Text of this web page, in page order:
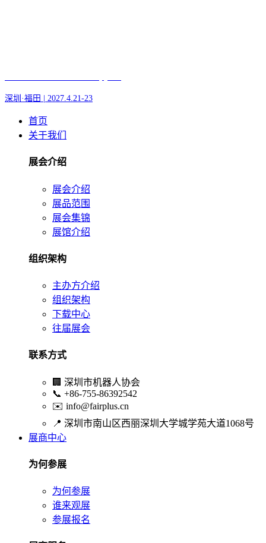
深圳·福田 | 2027.4.21-23
首页
关于我们
展会介绍
展会介绍
展品范围
展会集锦
展馆介绍
组织架构
主办方介绍
组织架构
下载中心
往届展会
联系方式
🏢 深圳市机器人协会
📞 +86-755-86392542
✉️ info@fairplus.cn
📍 深圳市南山区西丽深圳大学城学苑大道1068号
展商中心
为何参展
为何参展
谁来观展
参展报名